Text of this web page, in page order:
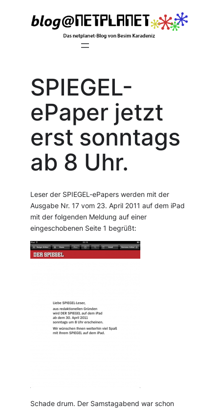
SPIEGEL-
ePaper jetzt
erst sonntags
ab 8 Uhr.
Leser der SPIEGEL-ePapers werden mit der
Ausgabe Nr. 17 vom 23. April 2011 auf dem iPad
mit der folgenden Meldung auf einer
eingeschobenen Seite 1 begrüßt:
Schade drum. Der Samstagabend war schon